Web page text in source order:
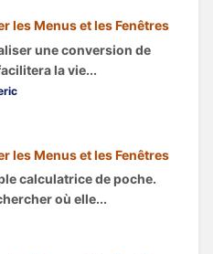
les Menus et les Fenêtres
une conversion de
la vie...
les Menus et les Fenêtres
calculatrice de poche.
où elle...